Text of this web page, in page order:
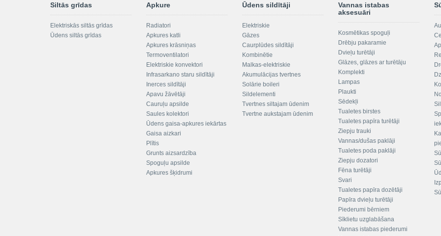
Siltās grīdas
Elektriskās siltās grīdas
Ūdens siltās grīdas
Apkure
Radiatori
Apkures katli
Apkures krāsniņas
Termoventilatori
Elektriskie konvektori
Infrasarkano staru sildītāji
Inerces sildītāji
Apavu žāvētāji
Cauruļu apsilde
Saules kolektori
Ūdens gaisa-apkures iekārtas
Gaisa aizkari
Plītis
Grunts aizsardzība
Spoguļu apsilde
Apkures šķidrumi
Ūdens sildītāji
Elektriskie
Gāzes
Caurplūdes sildītāji
Kombinētie
Malkas-elektriskie
Akumulācijas tvertnes
Solārie boileri
Sildelementi
Tvertnes siltajam ūdenim
Tvertne aukstajam ūdenim
Vannas istabas
aksesuāri
Kosmētikas spoguļi
Drēbju pakaramie
Dvieļu turētāji
Glāzes, glāzes ar turētāju
Komplekti
Lampas
Plaukti
Sēdekļi
Tualetes birstes
Tualetes papīra turētāji
Ziepju trauki
Vannas/dušas paklāji
Tualetes poda paklāji
Ziepju dozatori
Fēna turētāji
Svari
Tualetes papīra dozētāji
Papīra dvieļu turētāji
Piederumi bērniem
Sīklietu uzglabāšana
Vannas istabas piederumi